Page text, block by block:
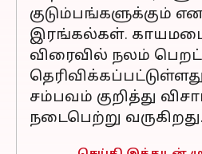
குடும்பங்களுக்கும்
இரங்கல்கள்.
விரைவில் நலம்
சம்பவம் குறித்து
நடைபெற்று வருகிறது.